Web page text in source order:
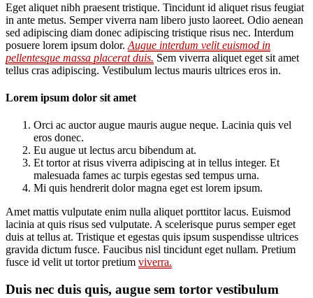
Eget aliquet nibh praesent tristique. Tincidunt id aliquet risus feugiat
in ante metus. Semper viverra nam libero justo laoreet. Odio aenean
sed adipiscing diam donec adipiscing tristique risus nec. Interdum
posuere lorem ipsum dolor. Augue interdum velit euismod in
pellentesque massa placerat duis. Sem viverra aliquet eget sit amet
tellus cras adipiscing. Vestibulum lectus mauris ultrices eros in.
Lorem ipsum dolor sit amet
Orci ac auctor augue mauris augue neque. Lacinia quis vel
eros donec.
Eu augue ut lectus arcu bibendum at.
Et tortor at risus viverra adipiscing at in tellus integer. Et
malesuada fames ac turpis egestas sed tempus urna.
Mi quis hendrerit dolor magna eget est lorem ipsum.
Amet mattis vulputate enim nulla aliquet porttitor lacus. Euismod
lacinia at quis risus sed vulputate. A scelerisque purus semper eget
duis at tellus at. Tristique et egestas quis ipsum suspendisse ultrices
gravida dictum fusce. Faucibus nisl tincidunt eget nullam. Pretium
fusce id velit ut tortor pretium viverra.
Duis nec duis quis, augue sem tortor vestibulum